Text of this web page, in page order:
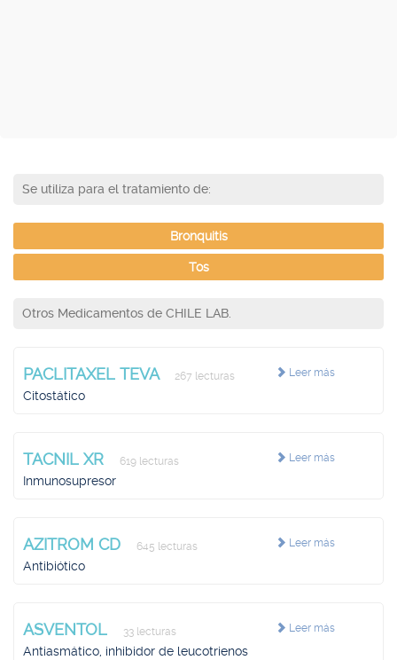
Se utiliza para el tratamiento de:
Bronquitis
Tos
Otros Medicamentos de CHILE LAB.
Leer más
PACLITAXEL TEVA 267 lecturas
Citostático
Leer más
TACNIL XR 619 lecturas
Inmunosupresor
Leer más
AZITROM CD 645 lecturas
Antibiótico
Leer más
ASVENTOL 33 lecturas
Antiasmático, inhibidor de leucotrienos